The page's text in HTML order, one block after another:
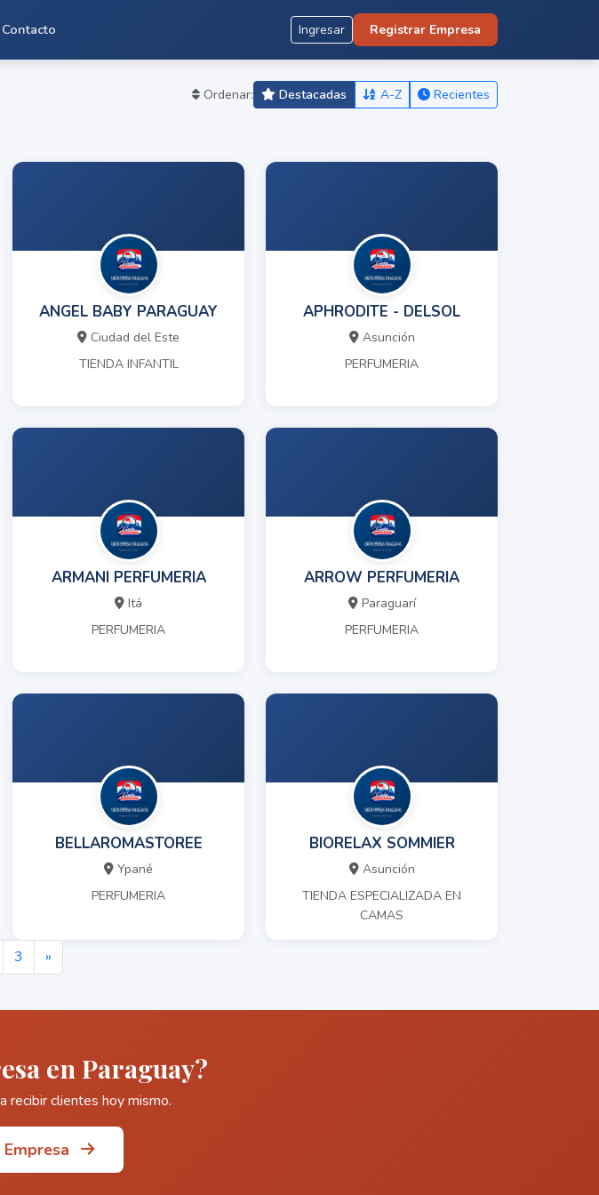
Contacto Ingresar Registrar Empresa
Ordenar: Destacadas A-Z Recientes
ANGEL BABY PARAGUAY
Ciudad del Este
TIENDA INFANTIL
APHRODITE - DELSOL
Asunción
PERFUMERIA
ARMANI PERFUMERIA
Itá
PERFUMERIA
ARROW PERFUMERIA
Paraguarí
PERFUMERIA
BELLAROMASTOREE
Ypané
PERFUMERIA
BIORELAX SOMMIER
Asunción
TIENDA ESPECIALIZADA EN
CAMAS
3 »
en Paraguay?
recibir clientes hoy mismo.